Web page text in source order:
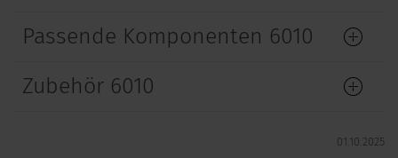
Passende Komponenten 6010
Zubehör 6010
01.10.2025